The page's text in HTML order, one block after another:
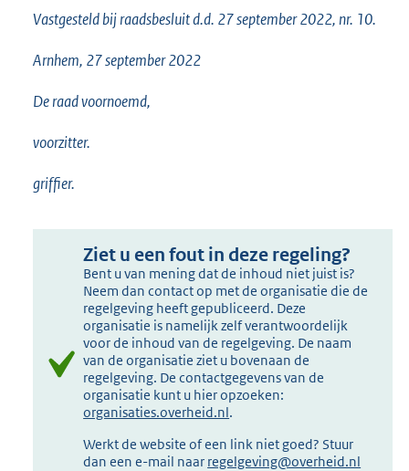
Vastgesteld bij raadsbesluit d.d. 27 september 2022, nr. 10.
Arnhem, 27 september 2022
De raad voornoemd,
voorzitter.
griffier.
Ziet u een fout in deze regeling?
Bent u van mening dat de inhoud niet juist is?
Neem dan contact op met de organisatie die de
regelgeving heeft gepubliceerd. Deze
organisatie is namelijk zelf verantwoordelijk
voor de inhoud van de regelgeving. De naam
van de organisatie ziet u bovenaan de
regelgeving. De contactgegevens van de
organisatie kunt u hier opzoeken:
organisaties.overheid.nl.
Werkt de website of een link niet goed? Stuur
dan een e-mail naar regelgeving@overheid.nl